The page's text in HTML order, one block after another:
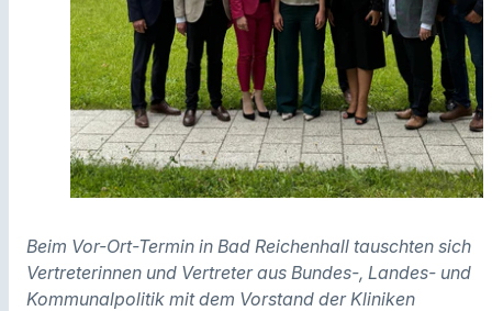
Beim Vor-Ort-Termin in Bad Reichenhall tauschten sich
Vertreterinnen und Vertreter aus Bundes-, Landes- und
Kommunalpolitik mit dem Vorstand der Kliniken